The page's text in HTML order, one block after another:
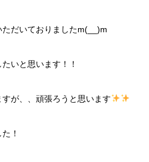
だいておりましたm(__)m
いと思います！！
が、、頑張ろうと思います
！